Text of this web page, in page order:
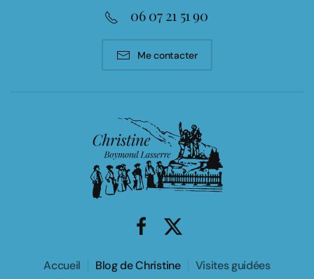
06 07 21 51 90
Me contacter
Accueil Blog de Christine
Visites guidées